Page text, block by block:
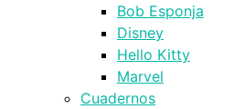
Bob Esponja
Disney
Hello Kitty
Marvel
Cuadernos